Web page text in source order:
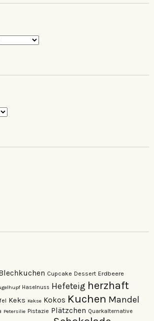
Cupcake Dessert Erdbeere
Haselnuss Hefeteig herzhaft
Keks Kekse Kokos Kuchen Mandel
Petersilie Pistazie Plätzchen Quarkalternative